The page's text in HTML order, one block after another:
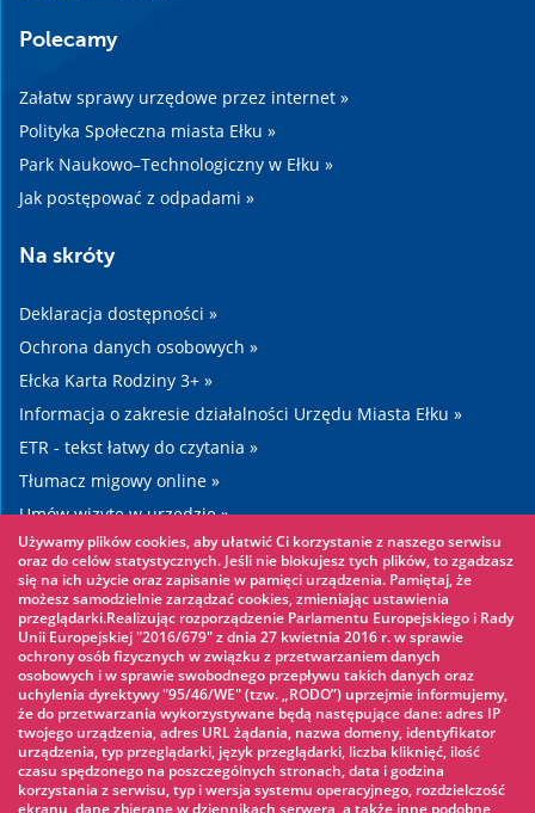
Polecamy
Załatw sprawy urzędowe przez internet »
Polityka Społeczna miasta Ełku »
Park Naukowo–Technologiczny w Ełku »
Jak postępować z odpadami »
Na skróty
Deklaracja dostępności »
Ochrona danych osobowych »
Ełcka Karta Rodziny 3+ »
Informacja o zakresie działalności Urzędu Miasta Ełku »
ETR - tekst łatwy do czytania »
Tłumacz migowy online »
Umów wizytę w urzędzie »
Drogi »
Warto zobaczyć
Park linowy »
Park Wodny »
Lodowisko »
KINOECK »
Muzeum »
Używamy plików cookies, aby ułatwić Ci korzystanie z naszego serwisu
oraz do celów statystycznych. Jeśli nie blokujesz tych plików, to zgadzasz
się na ich użycie oraz zapisanie w pamięci urządzenia. Pamiętaj, że
możesz samodzielnie zarządzać cookies, zmieniając ustawienia
przeglądarki.Realizując rozporządzenie Parlamentu Europejskiego i Rady
Unii Europejskiej "2016/679" z dnia 27 kwietnia 2016 r. w sprawie
ochrony osób fizycznych w związku z przetwarzaniem danych
osobowych i w sprawie swobodnego przepływu takich danych oraz
uchylenia dyrektywy "95/46/WE" (tzw. „RODO”) uprzejmie informujemy,
że do przetwarzania wykorzystywane będą następujące dane: adres IP
twojego urządzenia, adres URL żądania, nazwa domeny, identyfikator
urządzenia, typ przeglądarki, język przeglądarki, liczba kliknięć, ilość
czasu spędzonego na poszczególnych stronach, data i godzina
korzystania z serwisu, typ i wersja systemu operacyjnego, rozdzielczość
ekranu, dane zbierane w dziennikach serwera, a także inne podobne